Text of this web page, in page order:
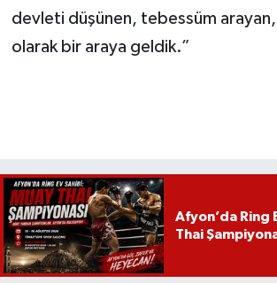
devleti düşünen, tebessüm arayan,
olarak bir araya geldik.”
Afyon’da Ring
Thai